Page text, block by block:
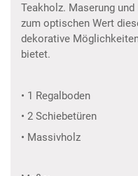
Teakholz. Maserung
zum optischen Wert
dekorative
bietet.
• 1 Regalboden
• 2 Schiebetüren
• Massivholz